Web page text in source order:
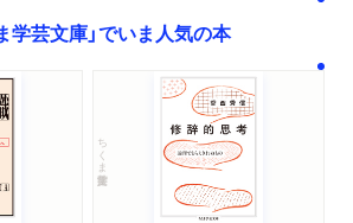
学芸文庫」でいま人気の本
ちくま学芸文庫